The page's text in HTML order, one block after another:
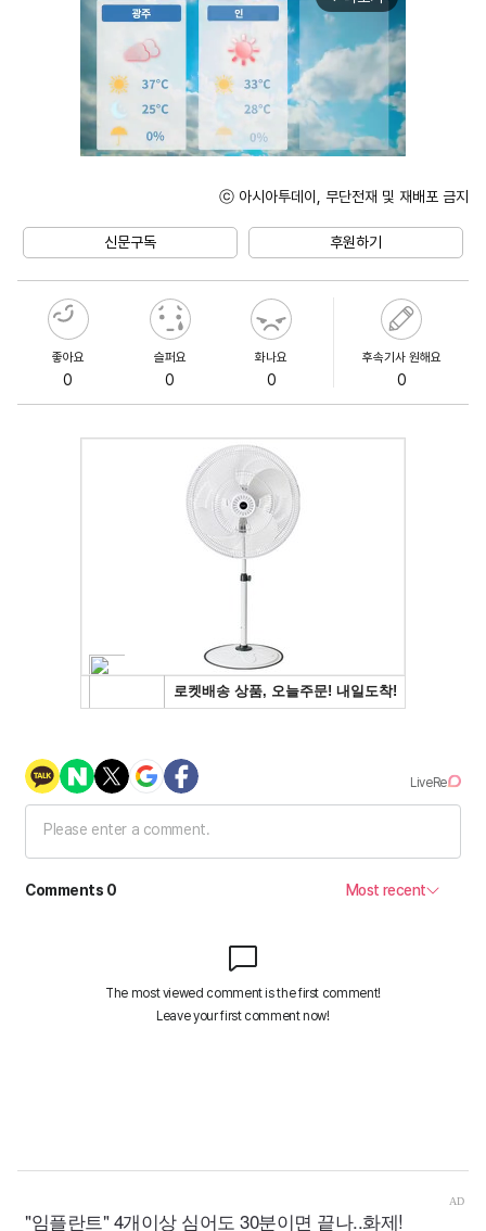
ⓒ 아시아투데이, 무단전재 및 재배포 금지
신문구독 후원하기
좋아요
0
슬퍼요
0
화나요
0
후속기사 원해요
0